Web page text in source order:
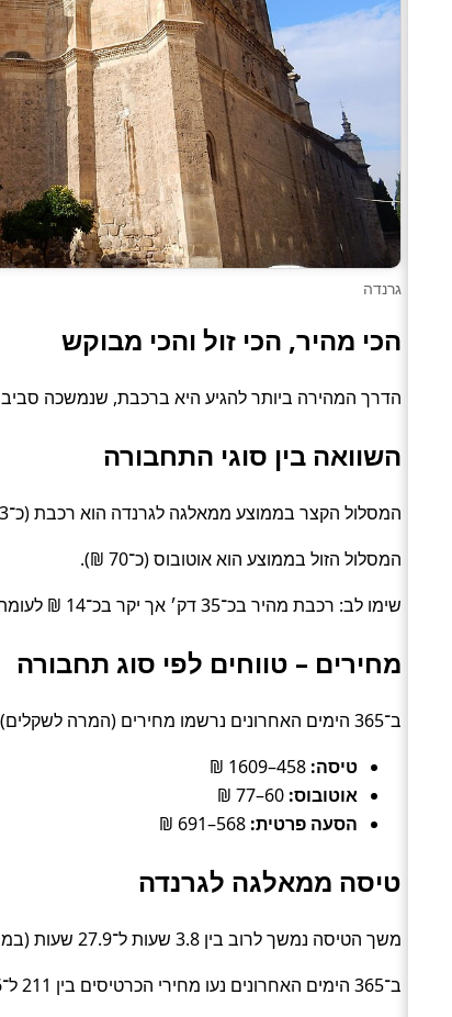
גרנדה
הכי מהיר, הכי זול והכי מבוקש
הדרך המהירה ביותר להגיע היא ברכבת, שנמשכה סביב 1.3 שעות. האפשרות הזולה ביותר עלתה כ־56 ₪, בדרך של אוטובוס.
השוואה בין סוגי התחבורה
המסלול הקצר בממוצע ממאלגה לגרנדה הוא רכבת (כ־1.3 שעות).
המסלול הזול בממוצע הוא אוטובוס (כ־70 ₪).
שימו לב: רכבת מהיר בכ־35 דק׳ אך יקר בכ־14 ₪ לעומת אוטובוס.
מחירים – טווחים לפי סוג תחבורה
ב־365 הימים האחרונים נרשמו מחירים (המרה לשקלים). להלן טווחים טיפוסיים לפי סוג:
טיסה:
אוטובוס:
הסעה פרטית:
טיסה ממאלגה לגרנדה
משך הטיסה נמשך לרוב בין 3.8 שעות ל־27.9 שעות (בממוצע כ־11.3 שעות) (Flight).
ב־365 הימים האחרונים נעו מחירי הכרטיסים בין 211 ל־1856 ₪ (ממוצע כ־775 ₪).